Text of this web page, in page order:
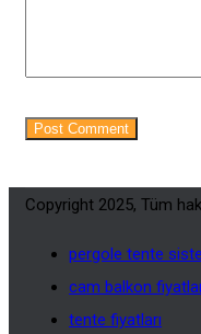
Copyright 2025, Tüm
pergole tente
cam balkon
tente fiyatları